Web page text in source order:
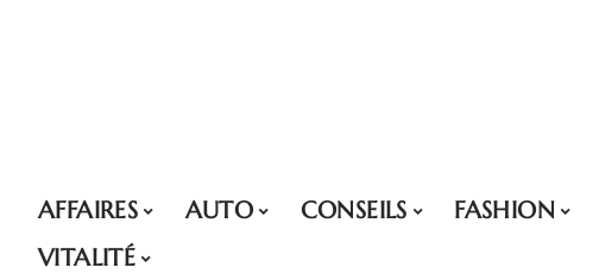
AFFAIRES AUTO CONSEILS FASHION
VITALITÉ